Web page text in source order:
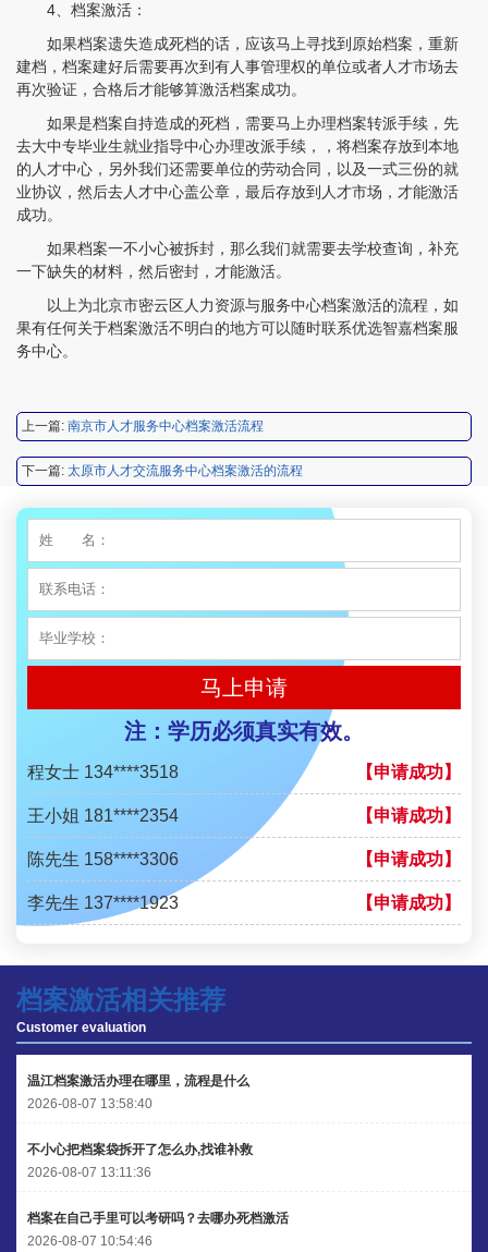
4、档案激活：
如果档案遗失造成死档的话，应该马上寻找到原始档案，重新
建档，档案建好后需要再次到有人事管理权的单位或者人才市场去
再次验证，合格后才能够算激活档案成功。
如果是档案自持造成的死档，需要马上办理档案转派手续，先
去大中专毕业生就业指导中心办理改派手续，，将档案存放到本地
的人才中心，另外我们还需要单位的劳动合同，以及一式三份的就
业协议，然后去人才中心盖公章，最后存放到人才市场，才能激活
成功。
如果档案一不小心被拆封，那么我们就需要去学校查询，补充
一下缺失的材料，然后密封，才能激活。
以上为北京市密云区人力资源与服务中心档案激活的流程，如
果有任何关于档案激活不明白的地方可以随时联系优选智嘉档案服
务中心。
上一篇: 南京市人才服务中心档案激活流程
下一篇: 太原市人才交流服务中心档案激活的流程
马上申请
注：学历必须真实有效。
程女士 134****3518
王小姐 181****2354 【申请成功】
陈先生 158****3306
李先生 137****1923
程女士 136****3253
王小姐 185****2848
李先生 135****3338
程女士 134****3518 【申请成功】
王小姐 181****2354 【申请成功】
陈先生 158****3306 【申请成功】
李先生 137****1923 【申请成功】
王小姐 185****2848
陈先生 189****1098
李先生 135****3338
王小姐 181****2354
李先生 137****1923
档案激活相关推荐
Customer evaluation
温江档案激活办理在哪里，流程是什么
2026-08-07 13:58:40
不小心把档案袋拆开了怎么办,找谁补救
2026-08-07 13:11:36
档案在自己手里可以考研吗？去哪办死档激活
2026-08-07 10:54:46